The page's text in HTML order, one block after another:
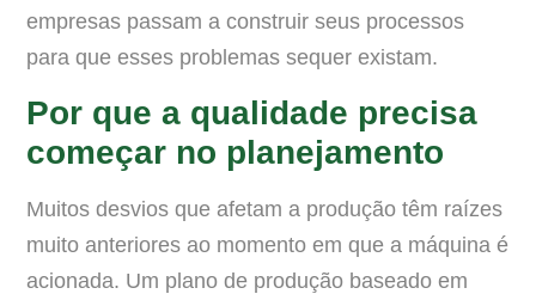
empresas passam a construir seus processos
para que esses problemas sequer existam.
Por que a qualidade precisa
começar no planejamento
Muitos desvios que afetam a produção têm raízes
muito anteriores ao momento em que a máquina é
acionada. Um plano de produção baseado em